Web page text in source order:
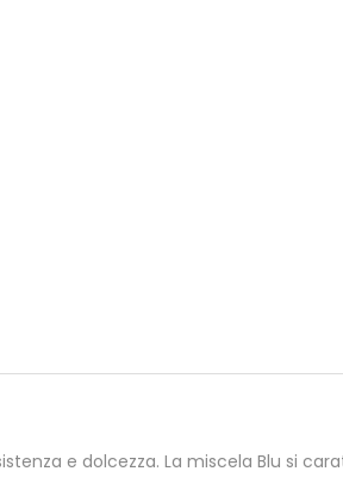
e dolcezza. La miscela Blu si